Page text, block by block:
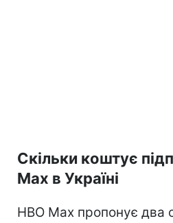
Скільки коштує
Max в Україні
HBO Max пропонує два